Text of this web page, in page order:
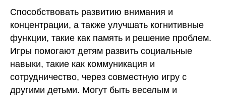
Способствовать развитию внимания и
концентрации, а также улучшать когнитивные
функции, такие как память и решение проблем.
Игры помогают детям развить социальные
навыки, такие как коммуникация и
сотрудничество, через совместную игру с
другими детьми. Могут быть веселым и